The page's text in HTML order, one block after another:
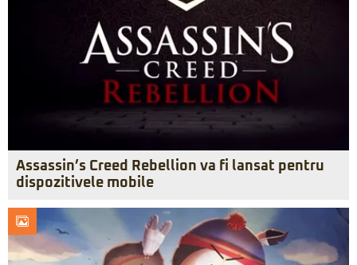
Assassin’s Creed Rebellion va fi lansat pentru
dispozitivele mobile